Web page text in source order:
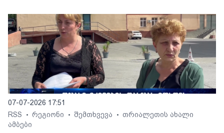
07-07-2026 17:51
RSS
• რეგიონი • შემთხვევა • თრიალეთის ახალი
ამბები